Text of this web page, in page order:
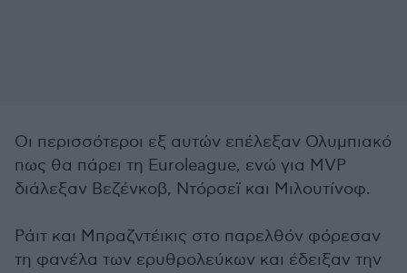
Οι περισσότεροι εξ αυτών επέλεξαν Ολυμπιακό
πως θα πάρει τη Euroleague, ενώ για MVP
διάλεξαν Βεζένκοβ, Ντόρσεϊ και Μιλουτίνοφ.
Ράιτ και Μπραζντέικις στο παρελθόν φόρεσαν
τη φανέλα των ερυθρολεύκων και έδειξαν την